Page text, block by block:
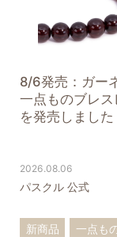
8/6発売：ガー
一点ものブレス
を発売しました
2026.08.06
パスクル 公式
新商品
一点も